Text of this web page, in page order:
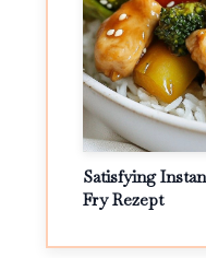
Satisfying
Fry Rezept